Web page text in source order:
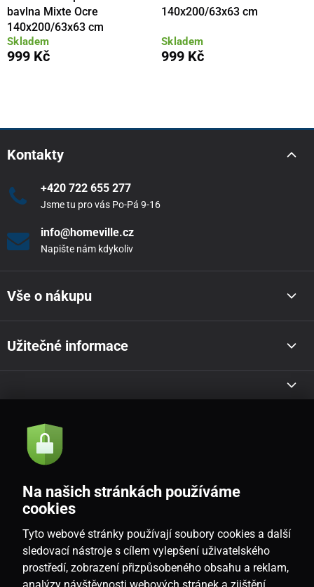
bavlna Mixte Ocre
140x200/63x63 cm
Skladem
999 Kč
140x200/63x63 cm
Skladem
999 Kč
Kontakty
+420 722 655 277
Jsme tu pro vás Po-Pá 9-16
info@homeville.cz
Napište nám kdykoliv
Vše o nákupu
Užitečné informace
Akce a novinky e-mailem
Souhlasím sezásadami zpracování osobních údajů
CZ
Na našich stránkách používáme
cookies
Tyto webové stránky používají soubory cookies a další
sledovací nástroje s cílem vylepšení uživatelského
prostředí, zobrazení přizpůsobeného obsahu a reklam,